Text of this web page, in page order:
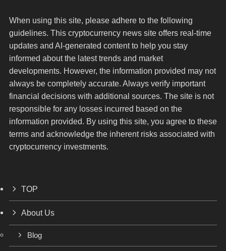
When using this site, please adhere to the following
guidelines. This cryptocurrency news site offers real-time
updates and AI-generated content to help you stay
informed about the latest trends and market
developments. However, the information provided may not
always be completely accurate. Always verify important
financial decisions with additional sources. The site is not
responsible for any losses incurred based on the
information provided. By using this site, you agree to these
terms and acknowledge the inherent risks associated with
cryptocurrency investments.
TOP
About Us
Blog